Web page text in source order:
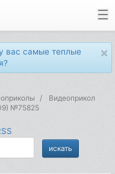
×
вас самые теплые
Видеоприкол
№75825